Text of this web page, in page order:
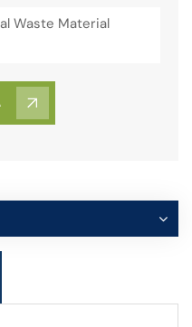
Waste Material